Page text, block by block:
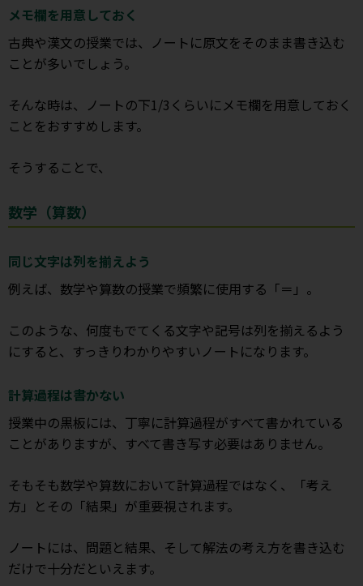
メモ欄を用意しておく
古典や漢文の授業では、ノートに原文をそのまま書き込む
ことが多いでしょう。
そんな時は、ノートの下1/3くらいにメモ欄を用意しておく
ことをおすすめします。
そうすることで、
数学（算数）
同じ文字は列を揃えよう
例えば、数学や算数の授業で頻繁に使用する「＝」。
このような、何度もでてくる文字や記号は列を揃えるよう
にすると、すっきりわかりやすいノートになります。
計算過程は書かない
授業中の黒板には、丁寧に計算過程がすべて書かれている
ことがありますが、すべて書き写す必要はありません。
そもそも数学や算数において計算過程ではなく、「考え
方」とその「結果」が重要視されます。
ノートには、問題と結果、そして解法の考え方を書き込む
だけで十分だといえます。